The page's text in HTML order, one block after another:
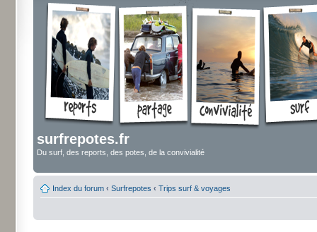
surfrepotes.fr
Du surf, des reports, des potes, de la convivialité
Index du forum ‹ Surfrepotes ‹ Trips surf & voyages